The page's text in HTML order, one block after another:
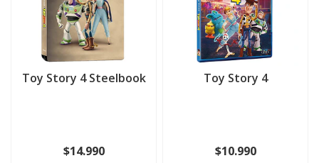
Toy Story 4 Steelbook
$14.990
Toy Story 4
$10.990